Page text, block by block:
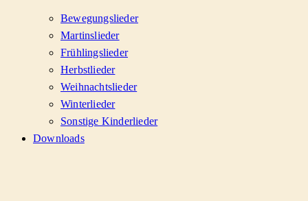
Bewegungslieder
Martinslieder
Frühlingslieder
Herbstlieder
Weihnachtslieder
Winterlieder
Sonstige Kinderlieder
Downloads